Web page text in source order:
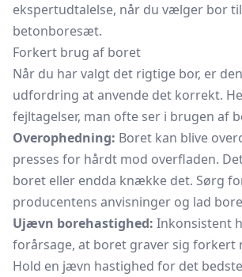
ekspertudtalelse, når du vælger bor
betonboresæt.
Forkert brug af boret
Når du har valgt det rigtige bor, er
udfordring at anvende det korrekt.
fejltagelser, man ofte ser i brugen af
Overophedning: Boret kan blive
presses for hårdt mod overfladen.
boret eller endda knække det. Sørg
producentens anvisninger og lad
Ujævn borehastighed: Inkonsistent
forårsage, at boret graver sig forkert
Hold en jævn hastighed for det